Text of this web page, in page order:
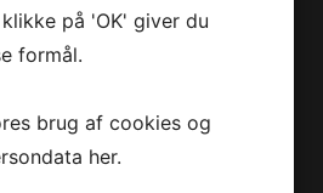
PIEMONTE
ALESSANDRIA
på 'OK' giver du
formål.
brug af cookies og
her.